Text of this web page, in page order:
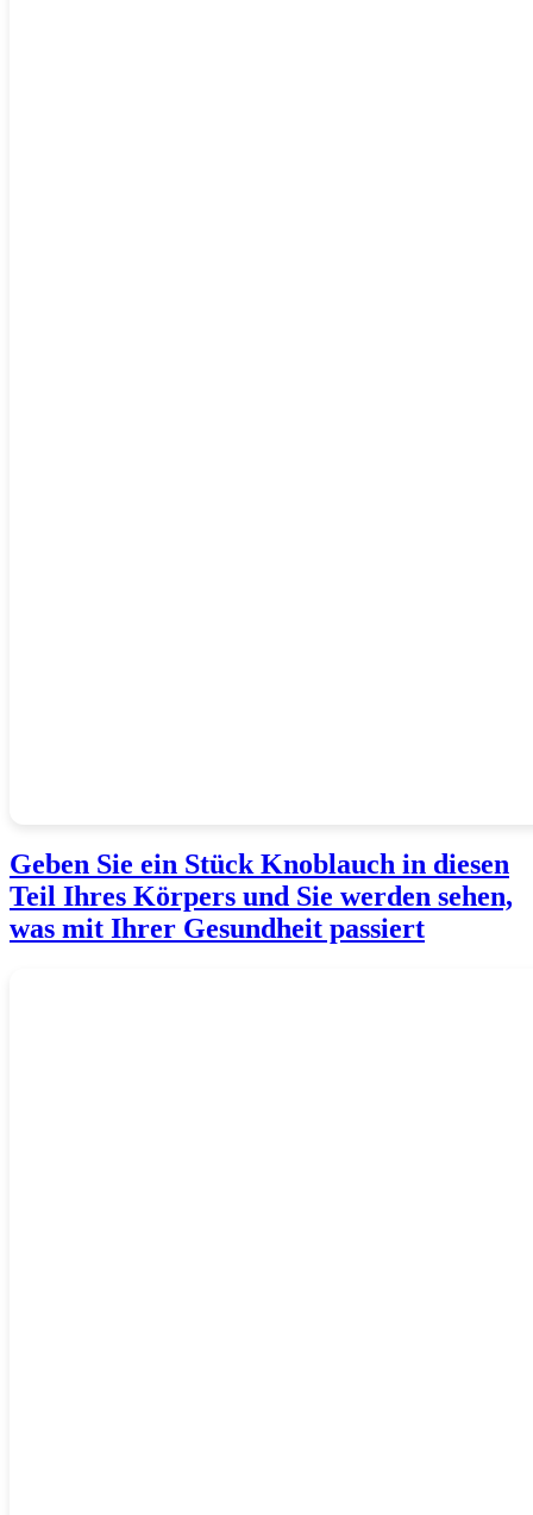
Geben Sie ein Stück Knoblauch in diesen
Teil Ihres Körpers und Sie werden sehen,
was mit Ihrer Gesundheit passiert